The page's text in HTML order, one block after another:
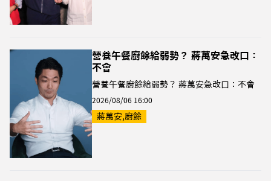
營養午餐廚餘給弱勢？ 蔣萬安急改口：
不會
營養午餐廚餘給弱勢？ 蔣萬安急改口：不會
2026/08/06 16:00
蔣萬安,廚餘